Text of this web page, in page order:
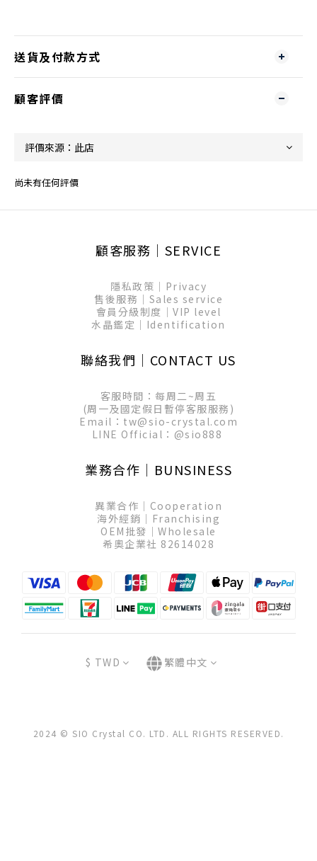
送貨及付款方式
顧客評價
尚未有任何評價
顧客服務│SERVICE
隱私政策│Privacy
售後服務│Sales service
會員分級制度│VIP level
水晶鑑定│Identification
聯絡我們│CONTACT US
客服時間：每周二~周五
(周一及國定假日暫停客服服務)
Email：tw@sio-crystal.com
LINE Official： @sio888
業務合作│BUNSINESS
異業合作│Cooperation
海外經銷│Franchising
OEM批發│Wholesale
希奧企業社 82614028
$ TWD 繁體中文
2024 © SIO Crystal CO. LTD. ALL RIGHTS RESERVED.